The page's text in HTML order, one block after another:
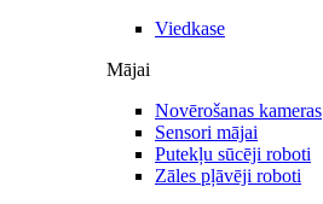
Viedkase
Mājai
Novērošanas kameras
Sensori mājai
Putekļu sūcēji roboti
Zāles pļāvēji roboti